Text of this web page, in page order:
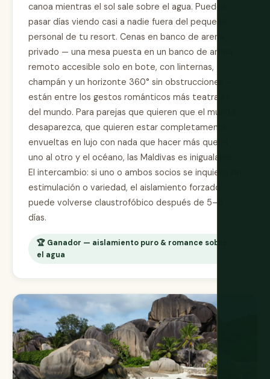
canoa mientras el sol sale sobre el agua. Puedes
pasar días viendo casi a nadie fuera del pequeño
personal de tu resort. Cenas en banco de arena
privado — una mesa puesta en un banco de arena
remoto accesible solo en bote, con linternas,
champán y un horizonte 360° sin obstrucciones —
están entre los gestos románticos más teatrales
del mundo. Para parejas que quieren que el mundo
desaparezca, que quieren estar completamente
envueltas en lujo con nada que hacer más que el
uno al otro y el océano, las Maldivas es inigualable.
El intercambio: si uno o ambos socios se inquieta sin
estimulación o variedad, el aislamiento forzado
puede volverse claustrofóbico después de 5–6
días.
🏆 Ganador — aislamiento puro & romance sobre
el agua